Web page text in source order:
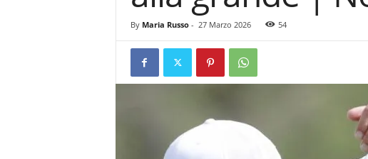
By Maria Russo- 27 Marzo 2026 54